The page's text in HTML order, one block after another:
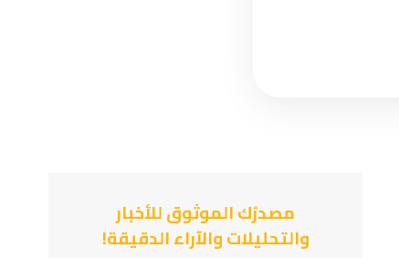
مصدرُك الموثوق للأخبار
والتحليلات والآراء الدقيقة!